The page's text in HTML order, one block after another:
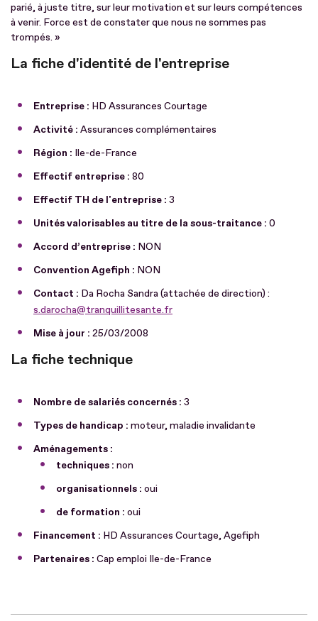
parié, à juste titre, sur leur motivation et sur leurs compétences
à venir. Force est de constater que nous ne sommes pas
trompés. »
La fiche d'identité de l'entreprise
Entreprise : HD Assurances Courtage
Activité : Assurances complémentaires
Région : Ile-de-France
Effectif entreprise : 80
Effectif TH de l'entreprise : 3
Unités valorisables au titre de la sous-traitance : 0
Accord d’entreprise : NON
Convention Agefiph : NON
Contact : Da Rocha Sandra (attachée de direction) :
s.darocha@tranquillitesante.fr
Mise à jour : 25/03/2008
La fiche technique
Nombre de salariés concernés : 3
Types de handicap : moteur, maladie invalidante
Aménagements :
techniques : non
organisationnels : oui
de formation : oui
Financement : HD Assurances Courtage, Agefiph
Partenaires : Cap emploi Ile-de-France